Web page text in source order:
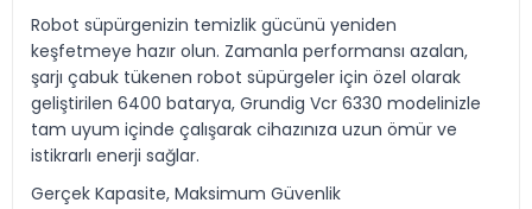
Robot süpürgenizin temizlik gücünü yeniden
keşfetmeye hazır olun. Zamanla performansı azalan,
şarjı çabuk tükenen robot süpürgeler için özel olarak
geliştirilen 6400 batarya, Grundig Vcr 6330 modelinizle
tam uyum içinde çalışarak cihazınıza uzun ömür ve
istikrarlı enerji sağlar.
Gerçek Kapasite, Maksimum Güvenlik